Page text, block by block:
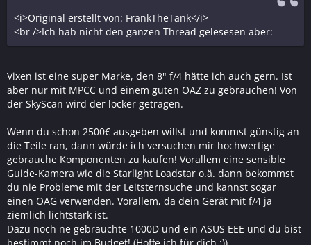
<i>Original erstellt von: FrankTheTank</i>
<br />Ich hab nicht den ganzen Thread gelesesen aber:
Vixen ist eine super Marke, den 8" f/4 hätte ich auch gern. Ist
aber nur mit MPCC und einem guten OAZ zu gebrauchen! Von
der SkyScan wird der locker getragen.
Wenn du schon 2500€ ausgeben willst und kommst günstig an
die Teile ran, dann würde ich versuchen mir hochwertige
gebrauche Komponenten zu kaufen! Vorallem eine sensible
Guide-Kamera wie die Starlight Loadstar o.ä. dann bekommst
du nie Probleme mit der Leitsternsuche und kannst sogar
einen OAG verwenden. Vorallem, da dein Gerät mit f/4 ja
ziemlich lichtstark ist.
Dazu noch ne gebrauchte 1000D und ein ASUS EEE und du bist